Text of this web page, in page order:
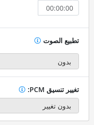
تطبيع الصوت
تغيير تنسيق PCM: